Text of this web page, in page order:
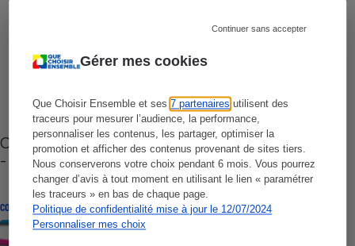
Gérer mes cookies
Que Choisir Ensemble et ses7 partenaires utilisent des
traceurs pour mesurer l’audience, la performance,
personnaliser les contenus, les partager, optimiser la
promotion et afficher des contenus provenant de sites tiers.
Nous conserverons votre choix pendant 6 mois. Vous pourrez
changer d’avis à tout moment en utilisant le lien « paramétrer
les traceurs » en bas de chaque page.
Politique de confidentialité mise à jour le 12/07/2024
Personnaliser mes choix
Continuer sans accepter
Cafetière à capsules zéro déchet CoffeeB (vidéo)
- Premières impressions
CONSEILS